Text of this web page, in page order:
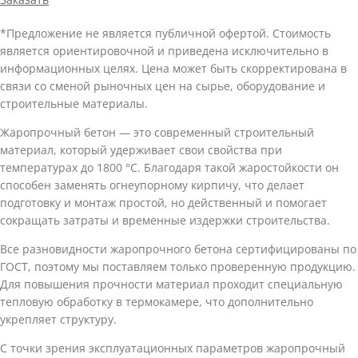
*Предложение не является публичной офертой. Стоимость
является ориентировочной и приведена исключительно в
информационных целях. Цена может быть скорректирована в
связи со сменой рыночных цен на сырье, оборудование и
строительные материалы.
Жаропрочный бетон — это современный строительный
материал, который удерживает свои свойства при
температурах до 1800 °С. Благодаря такой жаростойкости он
способен заменять огнеупорному кирпичу, что делает
подготовку и монтаж простой, но действенный и помогает
сокращать затраты и временные издержки строительства.
Все разновидности жаропрочного бетона сертифицированы по
ГОСТ, поэтому мы поставляем только проверенную продукцию.
Для повышения прочности материал проходит специальную
тепловую обработку в термокамере, что дополнительно
укрепляет структуру.
С точки зрения эксплуатационных параметров жаропрочный